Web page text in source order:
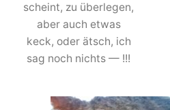
scheint, zu überlegen,
aber auch etwas
keck, oder ätsch, ich
sag noch nichts — !!!